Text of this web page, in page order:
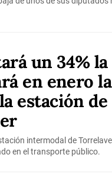
un 34% la
en enero la
estación de
intermodal de
en el transporte público.